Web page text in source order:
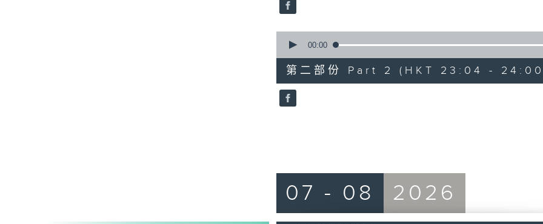
90%
seconds
56
minutes,
10
seconds
90%
00:00
第二部份 Part 2 (HKT 23:04 -
07 - 08 2026